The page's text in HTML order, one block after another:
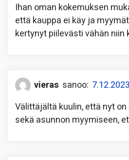
Ihan oman kokemuksen
että kauppa ei käy ja
kertynyt piilevästi vähän niin
vieras sanoo:
Välittäjältä kuulin, että nyt
sekä asunnon myymiseen,